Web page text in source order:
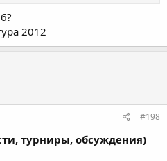
2012
#198
турниры, обсуждения)